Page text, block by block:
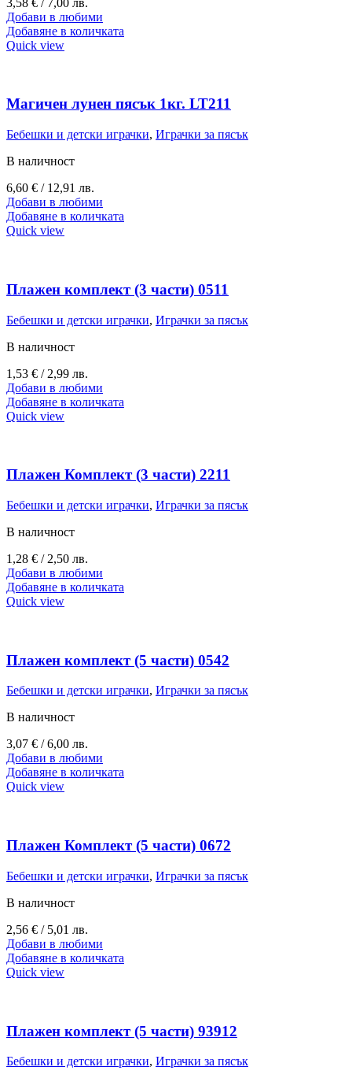
Добави в любими
Добавяне в количката
Quick view
Магичен лунен пясък 1кг. LT211
Бебешки и детски играчки, Играчки за пясък
В наличност
6,60 € / 12,91 лв.
Добави в любими
Добавяне в количката
Quick view
Плажен комплект (3 части) 0511
Бебешки и детски играчки, Играчки за пясък
В наличност
1,53 € / 2,99 лв.
Добави в любими
Добавяне в количката
Quick view
Плажен Комплект (3 части) 2211
Бебешки и детски играчки, Играчки за пясък
В наличност
1,28 € / 2,50 лв.
Добави в любими
Добавяне в количката
Quick view
Плажен комплект (5 части) 0542
Бебешки и детски играчки, Играчки за пясък
В наличност
3,07 € / 6,00 лв.
Добави в любими
Добавяне в количката
Quick view
Плажен Комплект (5 части) 0672
Бебешки и детски играчки, Играчки за пясък
В наличност
2,56 € / 5,01 лв.
Добави в любими
Добавяне в количката
Quick view
Плажен комплект (5 части) 93912
Бебешки и детски играчки, Играчки за пясък